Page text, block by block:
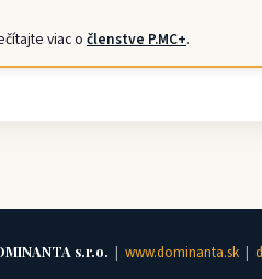
viac o členstve P.MC+.
s.r.o. | www.dominanta.sk|